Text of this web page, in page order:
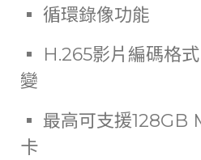
▪ 循環錄像功能
▪ H.265影片編碼格
變
▪ 最高可支援128GB
卡